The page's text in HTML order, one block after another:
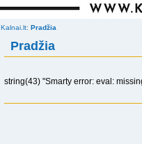
Kalnai.lt:Pradžia
Pradžia
string(43) "Smarty error: eval: